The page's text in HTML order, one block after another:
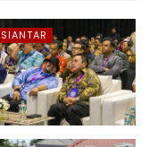
SIANTAR